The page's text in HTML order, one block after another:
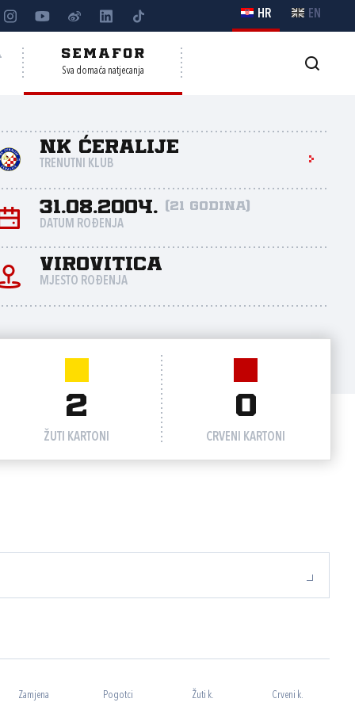
HR EN
SEMAFOR
Sva domaća natjecanja
NK Ćeralije
TRENUTNI KLUB
31.08.2004. (21 godina)
DATUM ROĐENJA
Virovitica
MJESTO ROĐENJA
2
ŽUTI KARTONI
0
CRVENI KARTONI
Zamjena Pogotci Žuti k. Crveni k.